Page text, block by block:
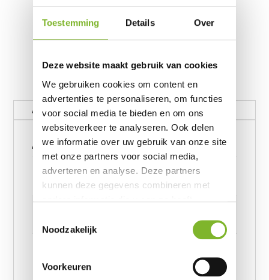
Toestemming Details Over
Deze website maakt gebruik van cookies
We gebruiken cookies om content en
advertenties te personaliseren, om functies
voor social media te bieden en om ons
websiteverkeer te analyseren. Ook delen
we informatie over uw gebruik van onze site
met onze partners voor social media,
adverteren en analyse. Deze partners
kunnen deze gegevens combineren met
basis van uw gebruik van hun services.
Noodzakelijk
Voorkeuren
Aanvullende informatie
Aanvullende informatie
Gewicht
62390656 kg
Velvet Uni Dekbedovertrek Wit 140 x 220, Velvet Uni
Dekbedovertrek Wit 200 x 220, Velvet Uni